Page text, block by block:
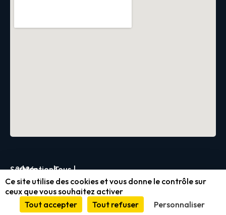
Servica
2026
|Mentions
légales
et
conformité
|Tous
droits
réservés
|
Ce site utilise des cookies et vous donne le contrôle sur
ceux que vous souhaitez activer
Tout accepter
Tout refuser Personnaliser